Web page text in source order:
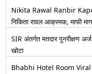
Nikita Rawal Ranbir
निकिता रावल आक्रमक, माफी
SIR अंतर्गत मतदार पुनरीक्षण
खोटा
Bhabhi Hotel Room Viral